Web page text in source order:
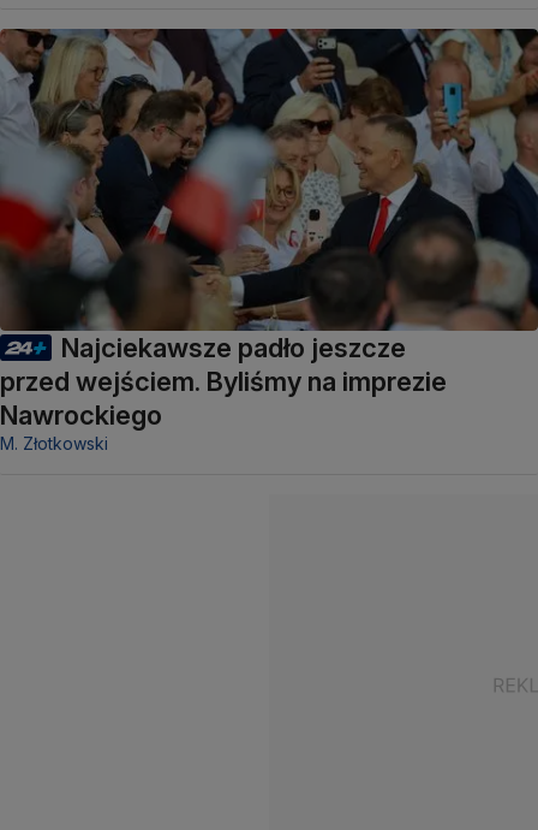
Najciekawsze padło jeszcze
przed wejściem. Byliśmy na imprezie
Nawrockiego
M. Złotkowski